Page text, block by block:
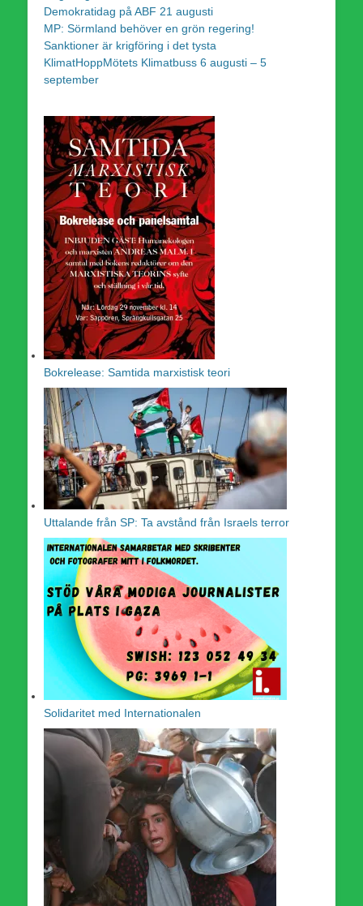
Demokratidag på ABF 21 augusti
MP: Sörmland behöver en grön regering!
Sanktioner är krigföring i det tysta
KlimatHoppMötets Klimatbuss 6 augusti – 5
september
Bokrelease: Samtida marxistisk teori
Uttalande från SP: Ta avstånd från Israels terror
Solidaritet med Internationalen